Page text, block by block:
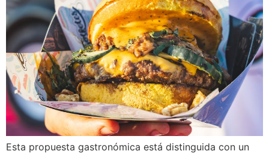
Esta propuesta gastronómica está distinguida con un